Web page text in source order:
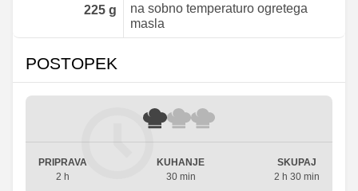
225g
na sobno temperaturo ogretega
masla
POSTOPEK
PRIPRAVA
2 h
KUHANJE
30 min
SKUPAJ
2 h 30 min